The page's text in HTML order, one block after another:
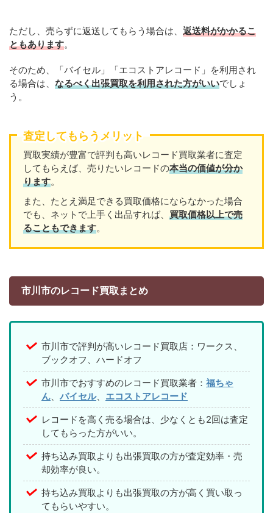
ただし、売らずに返送してもらう場合は、 返送料がかかるこ
ともあります。
そのため、「バイセル」「エコストアレコード」を利用され
る場合は、 なるべく出張買取を利用された方がいいでしょ
う。
査定してもらうメリット
買取実績が豊富で評判も高いレコード買取業者に査定
してもらえば、売りたいレコードの本当の価値が分か
ります。
また、たとえ満足できる買取価格にならなかった場合
でも、ネットで上手く出品すれば、 買取価格以上で売
ることもできます。
市川市のレコード買取まとめ
市川市で評判が高いレコード買取店：ワークス、
ブックオフ、ハードオフ
市川市でおすすめのレコード買取業者： 福ちゃ
ん
バイセル、 エコストアレコード
レコードを高く売る場合は、少なくとも2回は査定
してもらった方がいい。
持ち込み買取よりも出張買取の方が査定効率・売
却効率が良い。
持ち込み買取よりも出張買取の方が高く買い取っ
てもらいやすい。